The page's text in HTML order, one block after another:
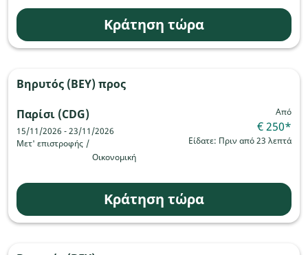
Κράτηση τώρα
Βηρυτός (BEY)προς
Παρίσι (CDG)
15/11/2026 - 23/11/2026
Μετ' επιστροφής /
Οικονομική
Από
€ 250*
Είδατε: Πριν από 23 λεπτά
Κράτηση τώρα